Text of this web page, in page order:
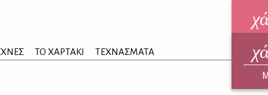
ΤΟ ΧΑΡΤΑΚΙ ΤΕΧΝΑΣΜΑΤΑ